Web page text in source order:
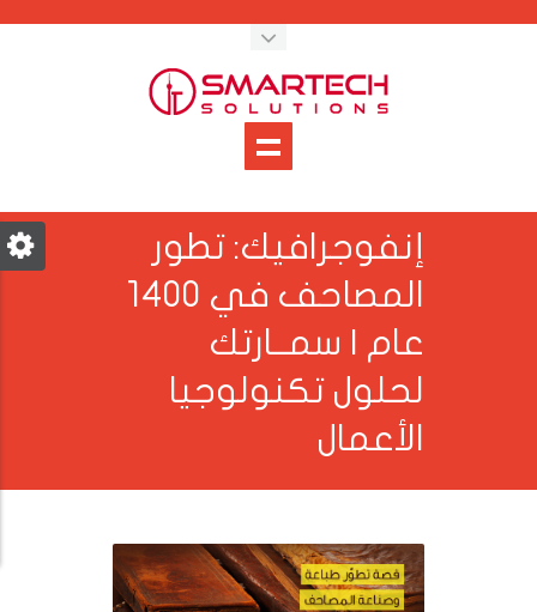
إنفوجرافيك: تطور
المصاحف في 1400
عام | سمــارتك
لحلول تكنولوجيا
الأعمال